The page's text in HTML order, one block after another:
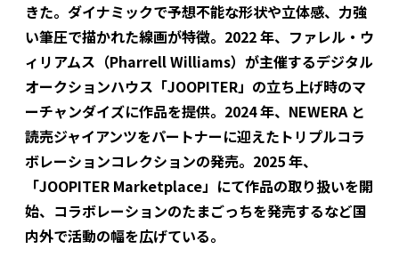
きた。ダイナミックで予想不能な形状や立体感、力強
い筆圧で描かれた線画が特徴。2022 年、ファレル・ウ
ィリアムス（Pharrell Williams）が主催するデジタル
オークションハウス「JOOPITER」の立ち上げ時のマ
ーチャンダイズに作品を提供。2024 年、NEWERA と
読売ジャイアンツをパートナーに迎えたトリプルコラ
ボレーションコレクションの発売。2025 年、
「JOOPITER Marketplace」にて作品の取り扱いを開
始、コラボレーションのたまごっちを発売するなど国
内外で活動の幅を広げている。